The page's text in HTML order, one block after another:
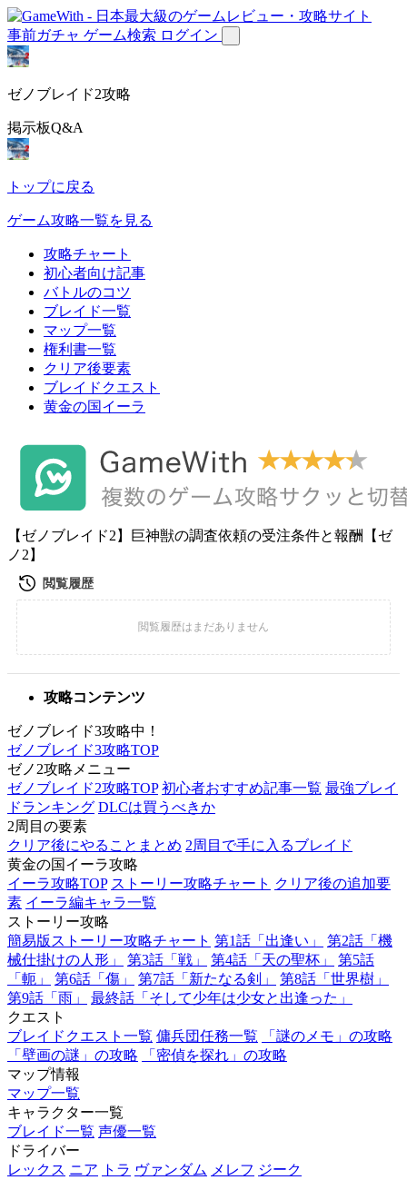
事前ガチャ ゲーム検索 ログイン
ゼノブレイド2攻略
掲示板Q&A
トップに戻る
ゲーム攻略一覧を見る
攻略チャート
初心者向け記事
バトルのコツ
ブレイド一覧
マップ一覧
権利書一覧
クリア後要素
ブレイドクエスト
黄金の国イーラ
【ゼノブレイド2】巨神獣の調査依頼の受注条件と報酬【ゼ
ノ2】
攻略コンテンツ
ゼノブレイド3攻略中！
ゼノブレイド3攻略TOP
ゼノ2攻略メニュー
ゼノブレイド2攻略TOP 初心者おすすめ記事一覧 最強ブレイ
ドランキング DLCは買うべきか
2周目の要素
クリア後にやることまとめ 2周目で手に入るブレイド
黄金の国イーラ攻略
イーラ攻略TOP ストーリー攻略チャート クリア後の追加要
素 イーラ編キャラ一覧
ストーリー攻略
簡易版ストーリー攻略チャート 第1話「出逢い」
第2話「機
械仕掛けの人形」
第3話「戦」 第4話「天の聖杯」
第5話
「軛」
第6話「傷」 第7話「新たなる剣」
第8話「世界樹」
第9話「雨」
最終話「そして少年は少女と出逢った」
クエスト
ブレイドクエスト一覧 傭兵団任務一覧
「謎のメモ」の攻略
「壁画の謎」の攻略
「密偵を探れ」の攻略
マップ情報
マップ一覧
キャラクター一覧
ブレイド一覧 声優一覧
ドライバー
レックス ニア トラ ヴァンダム メレフ ジーク